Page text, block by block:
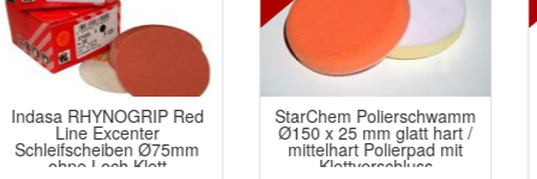
StarChem Polierschwamm
Ø150 x 25 mm glatt hart /
mittelhart Polierpad mit
Klettverschluss
sia 1934 siafast
Korundpapier blau
Schleifscheiben 6-Loch
Ø150 Klett